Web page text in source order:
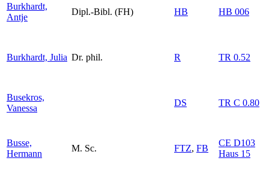
Burkhardt,
Antje
Dipl.-Bibl. (FH) HB HB 006
Burkhardt, Julia Dr. phil. R TR 0.52
Busekros,
Vanessa
DS TR C 0.80
Busse,
Hermann
M. Sc. FTZ, FB
CE D103
Haus 15